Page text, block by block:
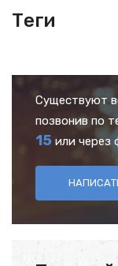
Теги
Существуют
позвонив по
15 или через